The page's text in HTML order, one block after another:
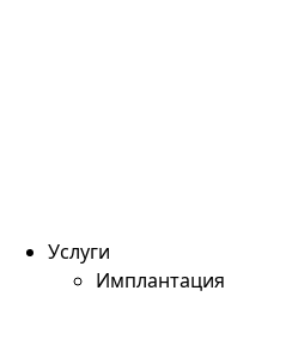
Услуги
Имплантация